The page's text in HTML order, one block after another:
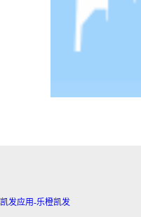
凯发应用-乐橙凯发